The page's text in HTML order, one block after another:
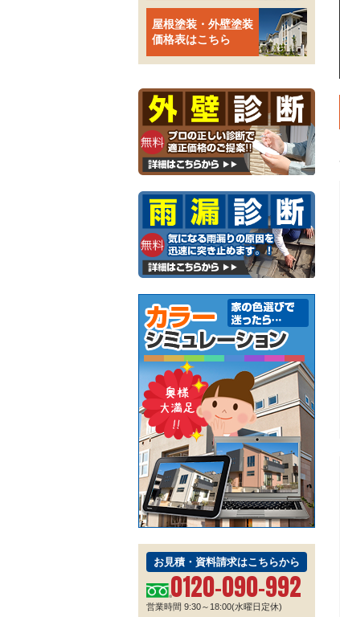
屋根塗装・外壁塗装
価格表はこちら
お見積・資料請求はこちらから
0120-090-992
営業時間 9:30～18:00(水曜日定休)